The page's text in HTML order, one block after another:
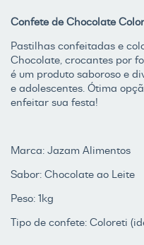
Confete de Chocolate
Pastilhas confeitadas e
Chocolate, crocantes por
é um produto saboroso e
e adolescentes. Ótima
enfeitar sua festa!
Marca: Jazam Alimentos
Sabor: Chocolate ao Leite
Peso: 1kg
Tipo de confete: Coloreti